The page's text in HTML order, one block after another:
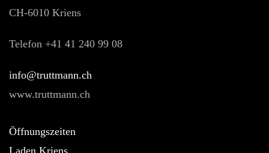
CH-6010 Kriens
Telefon +41 41 240 99 08
hc.nnamtturt@ofni
www.truttmann.ch
Öffnungszeiten
Laden Kriens